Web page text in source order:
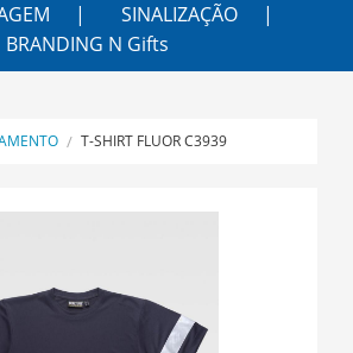
SINALIZAÇÃO
BRANDING N Gifts
T-SHIRT FLUOR C3939